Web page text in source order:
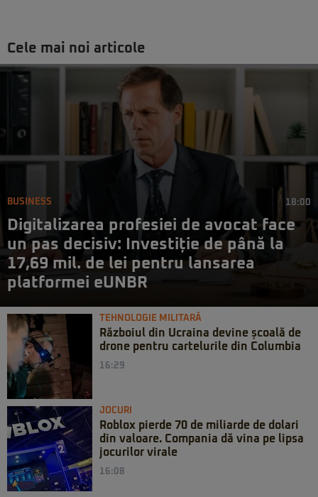
Cele mai noi articole
BUSINESS 18:00
Digitalizarea profesiei de avocat face
un pas decisiv: Investiție de până la
17,69 mil. de lei pentru lansarea
platformei eUNBR
TEHNOLOGIE MILITARĂ
Războiul din Ucraina devine școală de
drone pentru cartelurile din Columbia
16:29
JOCURI
Roblox pierde 70 de miliarde de dolari
din valoare. Compania dă vina pe lipsa
jocurilor virale
16:08